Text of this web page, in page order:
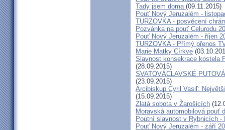
Tady jsem doma (09.11.2015)
Pouť Nový Jeruzalém -
TURZOVKA - posvěcení
Pozvánka na pouť Celurodu
Pouť Nový Jeruzalém - říjen
TURZOVKA - Přímý přenos
Marie Matky Církve
Slavnost konsekrace kostela
(28.09.2015)
SVATOVÁCLAVSKÉ
(23.09.2015)
Arcibiskup Cyril Vasiľ:
(15.09.2015)
Zlatá sobota v Žarošicích
Moravská automobilová pouť
Poutní slavnost v Rybnicích -
Pouť Nový Jeruzalém - září